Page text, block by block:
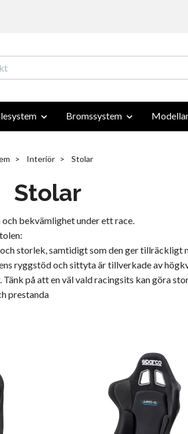
Bromssystem
Interiör Stolar
Stolar
bekvämlighet under ett race.
storlek, samtidigt som den ger tillräckligt
ryggstöd och sittyta är tillverkade av
på att en väl vald racingsits kan göra
prestanda